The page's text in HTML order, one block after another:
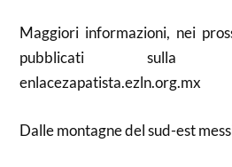
Maggiori informazioni, nei
pubblicati sulla
enlacezapatista.ezln.org.mx
Dalle montagne del sud-est